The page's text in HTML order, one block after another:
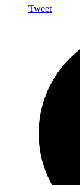
Tweet